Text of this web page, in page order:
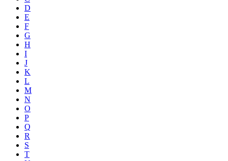
D
E
F
G
H
I
J
K
L
M
N
O
P
Q
R
S
T